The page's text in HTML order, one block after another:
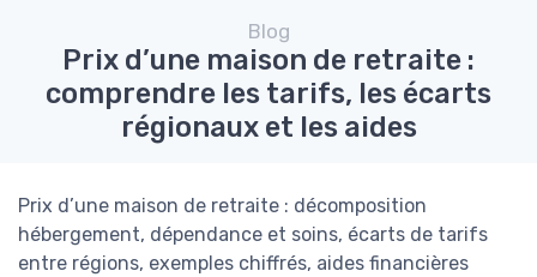
Blog
Prix d’une maison de retraite :
comprendre les tarifs, les écarts
régionaux et les aides
Prix d’une maison de retraite : décomposition
hébergement, dépendance et soins, écarts de tarifs
entre régions, exemples chiffrés, aides financières